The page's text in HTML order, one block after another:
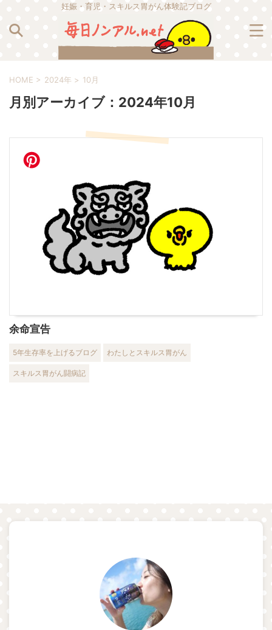
妊娠・育児・スキルス胃がん体験記ブログ
HOME > 2024年 > 10月
月別アーカイブ：2024年10月
余命宣告
5年生存率を上げるブログ わたしとスキルス胃がん
スキルス胃がん闘病記